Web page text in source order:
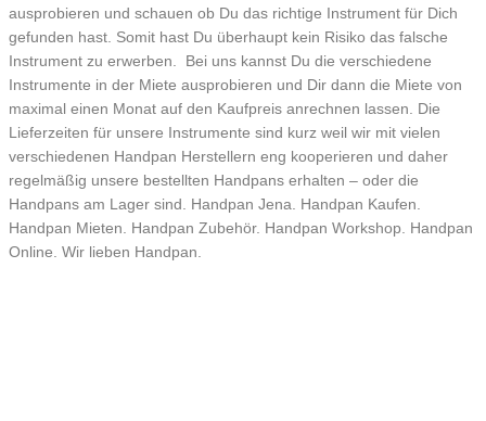
ausprobieren und schauen ob Du das richtige Instrument für Dich
gefunden hast. Somit hast Du überhaupt kein Risiko das falsche
Instrument zu erwerben. Bei uns kannst Du die verschiedene
Instrumente in der Miete ausprobieren und Dir dann die Miete von
maximal einen Monat auf den Kaufpreis anrechnen lassen. Die
Lieferzeiten für unsere Instrumente sind kurz weil wir mit vielen
verschiedenen Handpan Herstellern eng kooperieren und daher
regelmäßig unsere bestellten Handpans erhalten – oder die
Handpans am Lager sind. Handpan Jena. Handpan Kaufen.
Handpan Mieten. Handpan Zubehör. Handpan Workshop. Handpan
Online. Wir lieben Handpan.